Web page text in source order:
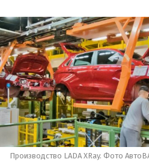
Производство LADA XRay. Фото